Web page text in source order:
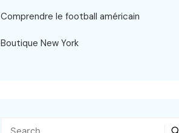
Comprendre le football américain
Boutique New York